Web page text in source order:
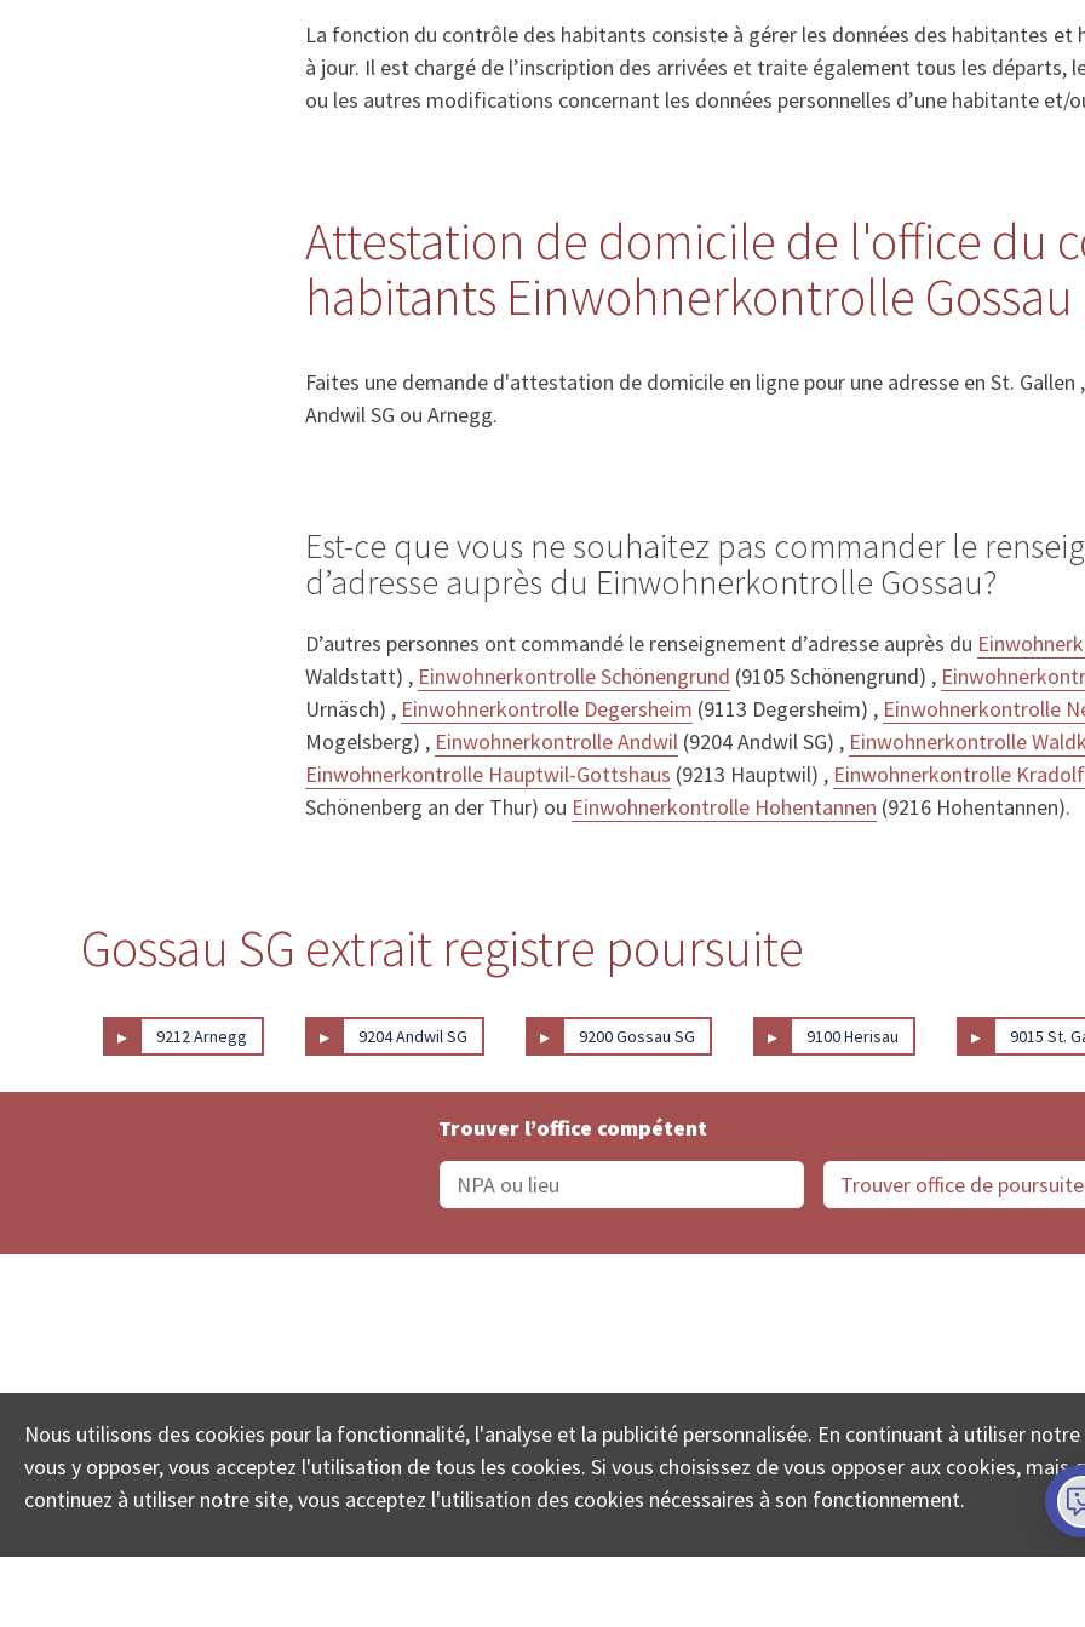
La fonction du contrôle des habitants consiste à gérer les données des habitantes
à jour. Il est chargé de l’inscription des arrivées et traite également tous les départs,
ou les autres modifications concernant les données personnelles d’une habitante et/
Attestation de domicile de l'office du
habitants Einwohnerkontrolle Gossau
Faites une demande d'attestation de domicile en ligne pour une adresse en St. Gallen ,
Andwil SG ou Arnegg.
Est-ce que vous ne souhaitez pas commander le
d’adresse auprès du Einwohnerkontrolle Gossau?
D’autres personnes ont commandé le renseignement d’adresse auprès du
Waldstatt) , Einwohnerkontrolle Schönengrund (9105 Schönengrund) ,
Urnäsch) , Einwohnerkontrolle Degersheim (9113 Degersheim) , Einwohnerkontrolle
Mogelsberg) , Einwohnerkontrolle Andwil (9204 Andwil SG) , Einwohnerkontrolle
Einwohnerkontrolle Hauptwil-Gottshaus (9213 Hauptwil) , Einwohnerkontrolle
Schönenberg an der Thur) ou Einwohnerkontrolle Hohentannen (9216 Hohentannen).
Gossau SG extrait registre poursuite
▸ 9212 Arnegg ▸ 9204 Andwil SG ▸ 9200 Gossau SG ▸ 9100 Herisau ▸ 9015 St.
Trouver l’office compétent
Nous utilisons des cookies pour la fonctionnalité, l'analyse et la publicité personnalisée. En continuant à utiliser
vous y opposer, vous acceptez l'utilisation de tous les cookies. Si vous choisissez de vous opposer aux cookies, mais
continuez à utiliser notre site, vous acceptez l'utilisation des cookies nécessaires à son fonctionnement.
© COLLECTA SA www.poursuites-plus.ch est un service de